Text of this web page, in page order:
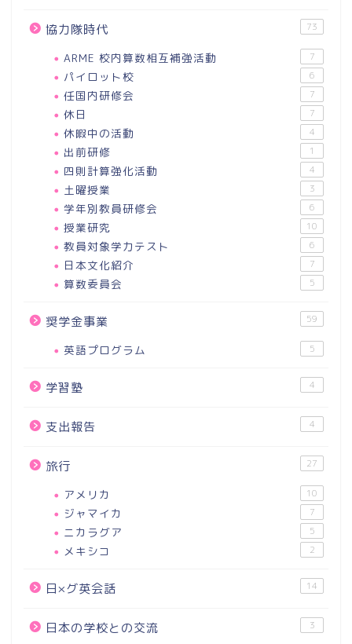
協力隊時代 73
ARME 校内算数相互補強活動 7
パイロット校 6
任国内研修会 7
休日 7
休暇中の活動 4
出前研修 1
四則計算強化活動 4
土曜授業 3
学年別教員研修会 6
授業研究 10
教員対象学力テスト 6
日本文化紹介 7
算数委員会 5
奨学金事業 59
英語プログラム 5
学習塾 4
支出報告 4
旅行 27
アメリカ 10
ジャマイカ 7
ニカラグア 5
メキシコ 2
日×グ英会話 14
日本の学校との交流 3